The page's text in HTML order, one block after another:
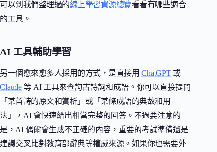
可以到我們整理過的線上學習資源總覽看看有哪些適合
的工具。
AI 工具輔助學習
另一個愈來愈多人採用的方式，是直接用 ChatGPT 或
Claude 等 AI 工具來查詢古詩詞和成語。你可以直接提問
「某首詩的原文和賞析」或「某條成語的典故和用
法」，AI 會快速給出相當完整的回答。不過要注意的
是，AI 偶爾會生成不正確的內容，重要的考試準備還是
建議交叉比對教育部辭典等權威來源。如果你也需要外